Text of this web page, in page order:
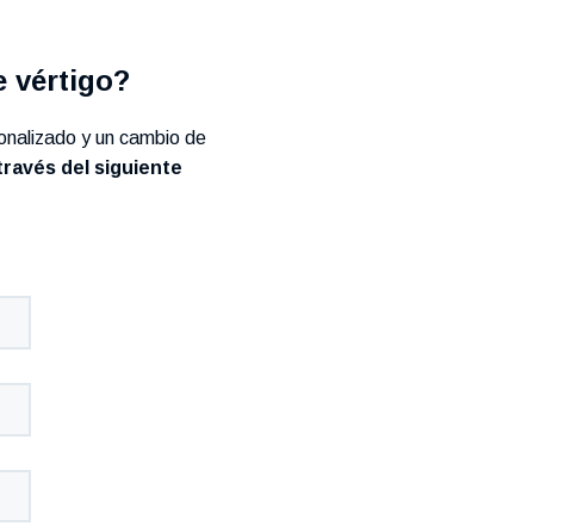
vértigo?
y un cambio de
del siguiente